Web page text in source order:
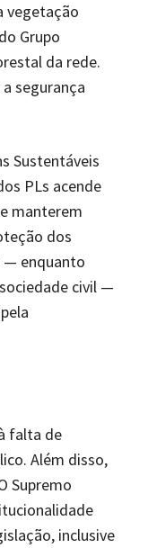
vegetação
Grupo
da rede.
segurança
Sustentáveis
PLs acende
manterem
dos
— enquanto
civil —
falta de
Além disso,
Supremo
inclusive